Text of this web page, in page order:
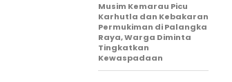
Musim Kemarau Picu
Karhutla dan Kebakaran
Permukiman di Palangka
Raya, Warga Diminta
Tingkatkan
Kewaspadaan